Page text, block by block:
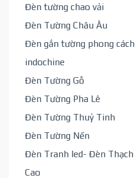
Đèn tường chao vải
Đèn Tường Châu Âu
Đèn gắn tường phong cách
indochine
Đèn Tường Gỗ
Đèn Tường Pha Lê
Đèn Tường Thuỷ Tinh
Đèn Tường Nến
Đèn Tranh led- Đèn Thạch
Cao